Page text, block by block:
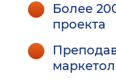
Более
проекта